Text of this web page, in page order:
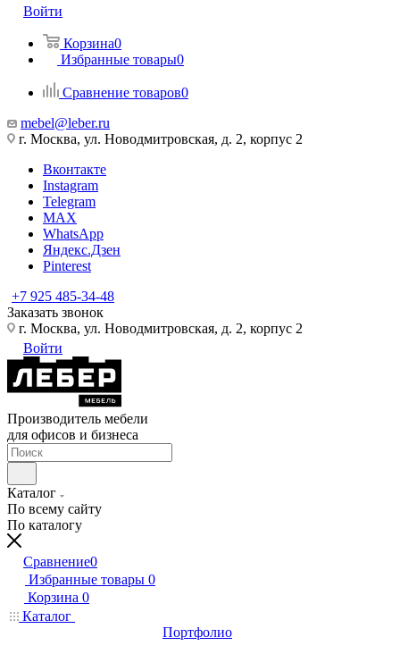
Войти
Корзина0
Избранные товары0
Сравнение товаров0
mebel@leber.ru
г. Москва, ул. Новодмитровская, д. 2, корпус 2
Вконтакте
Instagram
Telegram
MAX
WhatsApp
Яндекс.Дзен
Pinterest
+7 925 485-34-48
Заказать звонок
г. Москва, ул. Новодмитровская, д. 2, корпус 2
Войти
Производитель мебели
для офисов и бизнеса
Каталог
По всему сайту
По каталогу
Сравнение0
Избранные товары 0
Корзина 0
Каталог
Портфолио